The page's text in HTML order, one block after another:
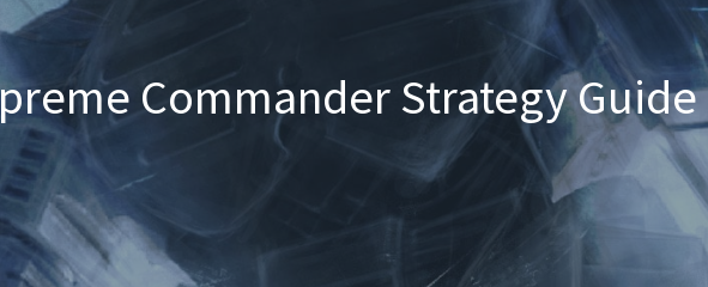
Commander Strategy Guide